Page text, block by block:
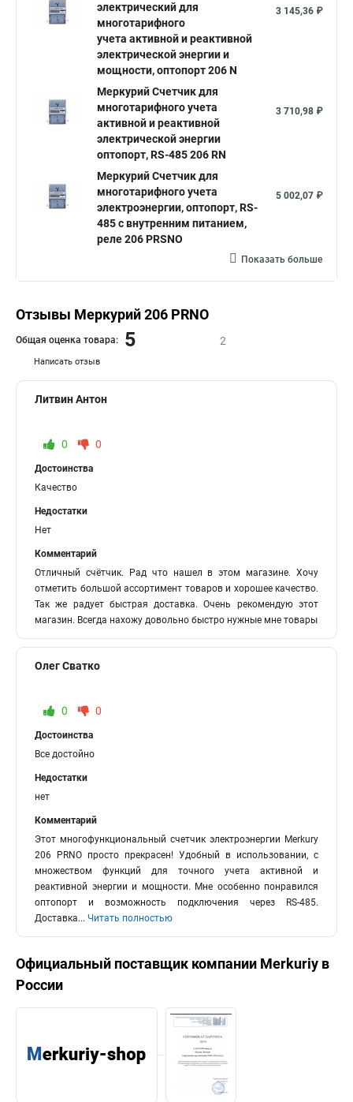
электрический для
многотарифного
учета активной и реактивной
электрической энергии и
мощности, оптопорт 206 N
3 145,36 ₽
Меркурий Счетчик для
многотарифного учета
активной и реактивной
электрической энергии
оптопорт, RS-485 206 RN
3 710,98 ₽
Меркурий Счетчик для
многотарифного учета
электроэнергии, оптопорт, RS-
485 с внутренним питанием,
реле 206 PRSNO
5 002,07 ₽
Показать больше
Отзывы Меркурий 206 PRNO
Написать отзыв
Общая оценка товара: 5 2
Литвин Антон
0 0
Достоинства
Качество
Недостатки
Нет
Комментарий
Отличный счётчик. Рад что нашел в этом магазине. Хочу
отметить большой ассортимент товаров и хорошее качество.
Так же радует быстрая доставка. Очень рекомендую этот
магазин. Всегда нахожу довольно быстро нужные мне товары
Олег Сватко
0 0
Достоинства
Все достойно
Недостатки
нет
Комментарий
Этот многофункциональный счетчик электроэнергии Merkury
206 PRNO просто прекрасен! Удобный в использовании, с
множеством функций для точного учета активной и
реактивной энергии и мощности. Мне особенно понравился
оптопорт и возможность подключения через RS-485.
Доставка... Читать полностью
Официальный поставщик компании Merkuriy в
России